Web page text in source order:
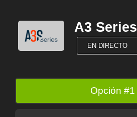
A3 Series
EN DIRECTO
Opción #1